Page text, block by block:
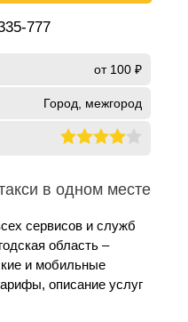
777
от 100 ₽
Город, межгород
в одном месте
сервисов и служб
область –
и мобильные
описание услуг